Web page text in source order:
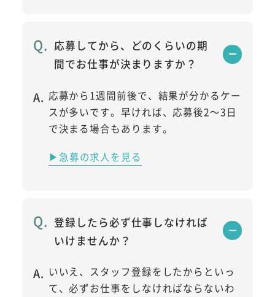
応募してから、どのくらいの期
間でお仕事が決まりますか？
応募から1週間前後で、結果が分かるケー
スが多いです。早ければ、応募後2～3日
で決まる場合もあります。
▶急募の求人を見る
登録したら必ず仕事しなければ
いけませんか？
いいえ、スタッフ登録をしたからといっ
て、必ずお仕事をしなければならないわ